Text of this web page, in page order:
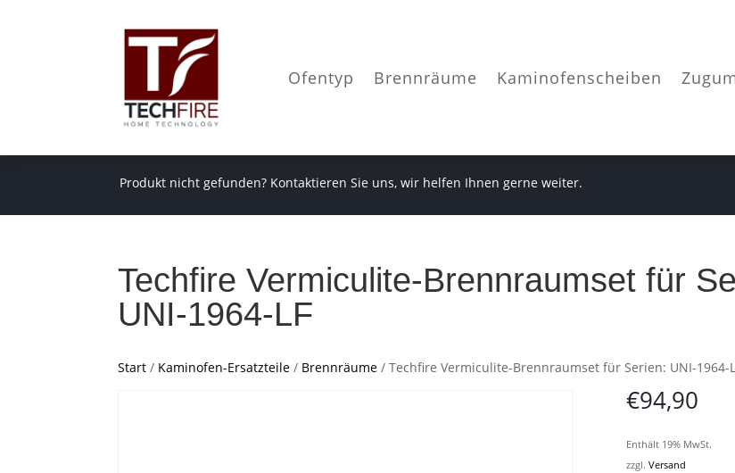
Ofentyp Brennräume Kaminofenscheiben
Produkt nicht gefunden? Kontaktieren Sie uns, wir helfen Ihnen gerne weiter.
Techfire Vermiculite-Brennraumset für
UNI-1964-LF
Start/ Kaminofen-Ersatzteile/ Brennräume/ Techfire Vermiculite-Brennraumset für Serien: UNI-1964-
€94,90
Enthält 19% MwSt.
zzgl. Versand